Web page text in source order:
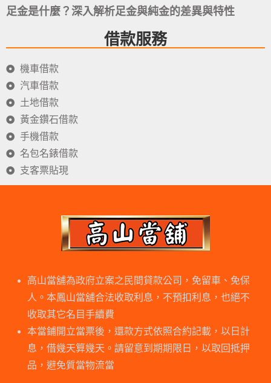
足金是什麼？深入解析足金與純金的差異與特性
借款服務
機車借款
汽車借款
土地借款
黃金鑽石借款
手機借款
名包名錶借款
支客票貼現
高山當舖為政府立案之民間貸款公司，免留車、免保
人。本鳳山當舖合法收取利息，不預扣利息，也絕不
收取其它名目手續費
本當鋪開立當票後，還款方式依照合約記載，以日計
息，借幾天算幾天。請留意到期期限日，以取回抵押
品，避免質當物流當